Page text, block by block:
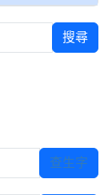
搜尋
查生字